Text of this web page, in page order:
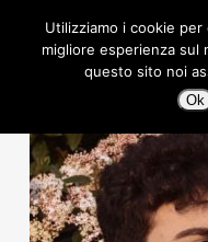
Utilizziamo i cookie
migliore esperienza sul
questo sito noi
Ok